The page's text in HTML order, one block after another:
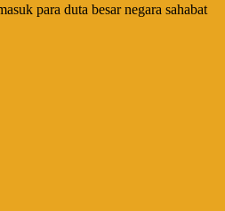
para duta besar negara sahabat